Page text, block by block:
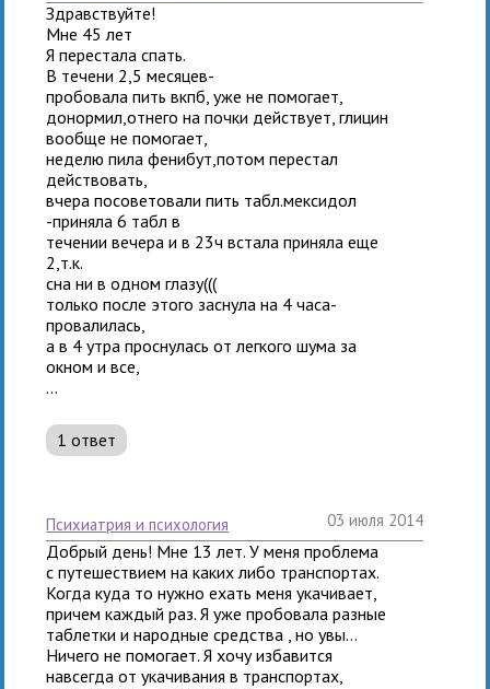
Здравствуйте!
Мне 45 лет
Я перестала спать.
В течени 2,5 месяцев-
пробовала пить вкпб, уже не помогает,
донормил,отнего на почки действует, глицин
вообще не помогает,
неделю пила фенибут,потом перестал
действовать,
вчера посоветовали пить табл.мексидол
-приняла 6 табл в
течении вечера и в 23ч встала приняла еще
2,т.к.
сна ни в одном глазу(((
только после этого заснула на 4 часа-
провалилась,
а в 4 утра проснулась от легкого шума за
окном и все,
...
1 ответ
психиатрия и психология 03 июля 2014
Добрый день! Мне 13 лет. У меня проблема
с путешествием на каких либо транспортах.
Когда куда то нужно ехать меня укачивает,
причем каждый раз. Я уже пробовала разные
таблетки и народные средства , но увы...
Ничего не помогает. Я хочу избавится
навсегда от укачивания в транспортах,